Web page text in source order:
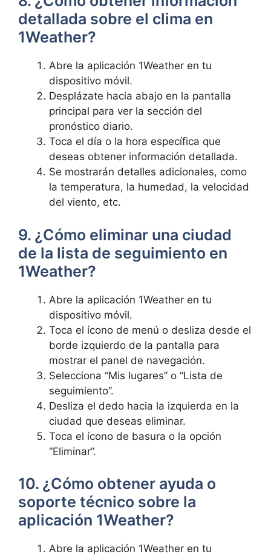
detallada sobre el clima en
1Weather?
Abre la aplicación 1Weather en tu
dispositivo móvil.
Desplázate hacia abajo en la pantalla
principal para ver la sección del
pronóstico diario.
Toca el día o la hora específica que
deseas obtener información detallada.
Se mostrarán detalles adicionales, como
la temperatura, la humedad, la velocidad
del viento, etc.
9. ¿Cómo eliminar una ciudad
de la lista de seguimiento en
1Weather?
Abre la aplicación 1Weather en tu
dispositivo móvil.
Toca el ícono de menú o desliza desde el
borde izquierdo de la pantalla para
mostrar el panel de navegación.
Selecciona “Mis lugares” o “Lista de
seguimiento”.
Desliza el dedo hacia la izquierda en la
ciudad que deseas eliminar.
Toca el ícono de basura o la opción
“Eliminar”.
10. ¿Cómo obtener ayuda o
soporte técnico sobre la
aplicación 1Weather?
Abre la aplicación 1Weather en tu